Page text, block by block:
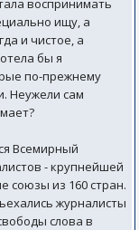
воспринимать
ищу, а
и чистое, а
бы я
по-прежнему
Неужели сам
Всемирный
- крупнейшей
союзы из 160 стран.
журналисты
слова в